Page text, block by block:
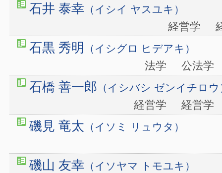
石井 泰幸 （イシイ ヤスユキ）
経営学
石黒 秀明 （イシグロ ヒデアキ）
法学 公法
石橋 善一郎 （イシバシ ゼンイチロウ
経営学 経営
磯見 竜太 （イソミ リュウタ）
磯山 友幸 （イソヤマ トモユキ）